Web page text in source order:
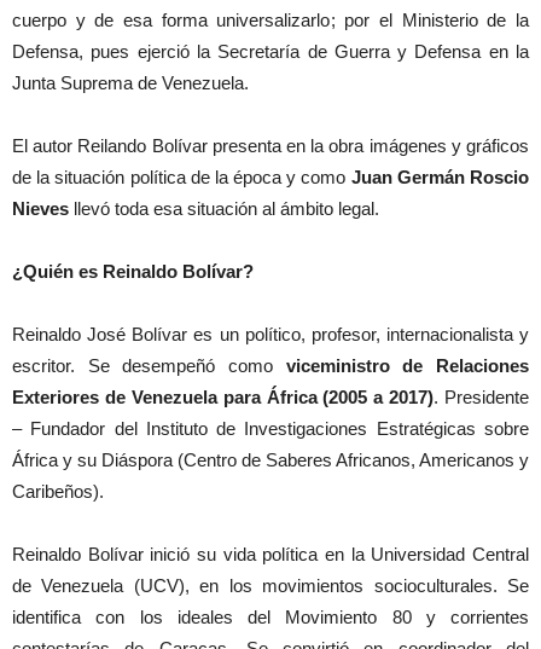
cuerpo y de esa forma universalizarlo; por el Ministerio de la
Defensa, pues ejerció la Secretaría de Guerra y Defensa en la
Junta Suprema de Venezuela.
El autor Reilando Bolívar presenta en la obra imágenes y gráficos
de la situación política de la época y como Juan Germán Roscio
Nieves llevó toda esa situación al ámbito legal.
¿Quién es Reinaldo Bolívar?
Reinaldo José Bolívar​ es un político, profesor, internacionalista y
escritor. Se desempeñó como viceministro de Relaciones
Exteriores de Venezuela para África (2005 a 2017). Presidente
– Fundador del Instituto de Investigaciones Estratégicas sobre
África y su Diáspora (Centro de Saberes Africanos, Americanos y
Caribeños).
Reinaldo Bolívar inició su vida política en la Universidad Central
de Venezuela (UCV), en los movimientos socioculturales. Se
identifica con los ideales del Movimiento 80 y corrientes